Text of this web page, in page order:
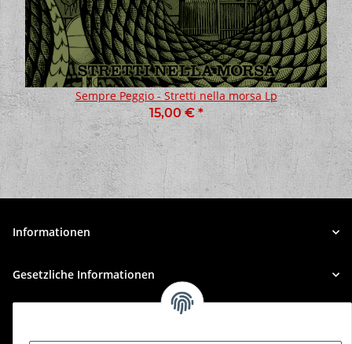
Sempre Peggio - Stretti nella morsa Lp
15,00 €*
Informationen
Gesetzliche Informationen